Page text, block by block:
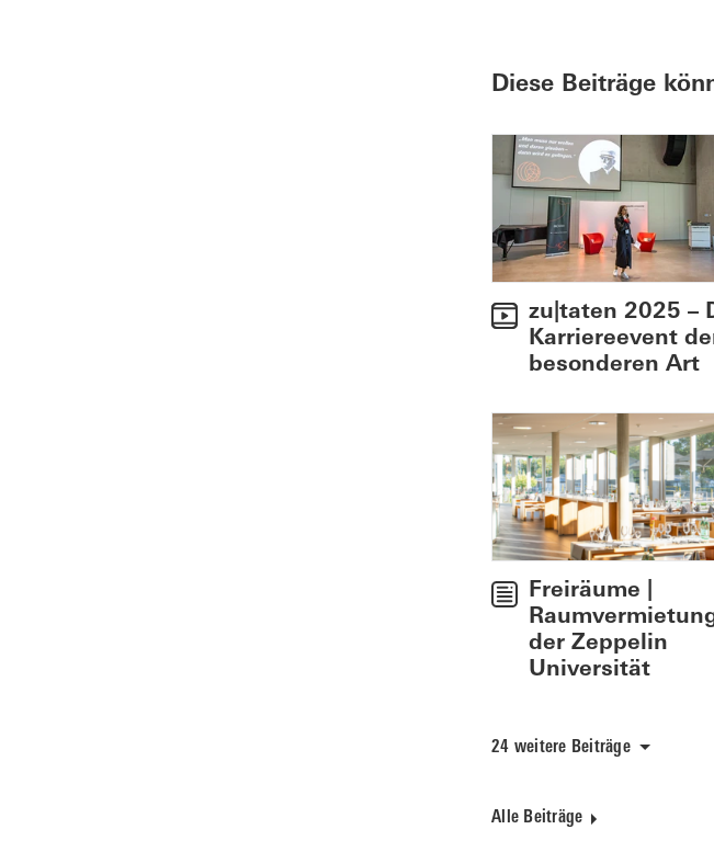
Diese Beiträge
zu|taten 2025 –
Karriereevent
besonderen Art
Freiräume |
der Zeppelin
Universität
24 weitere Beiträge
Alle Beiträge